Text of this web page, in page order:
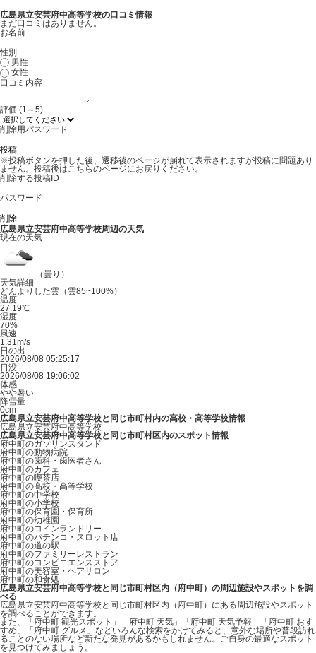
広島県立安芸府中高等学校の口コミ情報
まだ口コミはありません。
お名前
性別
男性
女性
口コミ内容
評価 (1～5)
削除用パスワード
※投稿ボタンを押した後、遷移後のページが崩れて表示されますが投稿に問題あり
ません。投稿後はこちらのページにお戻りください。
削除する投稿ID
パスワード
広島県立安芸府中高等学校周辺の天気
現在の天気
（曇り）
天気詳細
どんよりした雲（雲85~100%）
温度
27.19℃
湿度
70%
風速
1.31m/s
日の出
2026/08/08 05:25:17
日没
2026/08/08 19:06:02
体感
やや暑い
降雪量
0cm
広島県立安芸府中高等学校と同じ市町村内の高校・高等学校情報
広島県立安芸府中高等学校
広島県立安芸府中高等学校と同じ市町村区内のスポット情報
府中町のガソリンスタンド
府中町の動物病院
府中町の歯科・歯医者さん
府中町のカフェ
府中町の喫茶店
府中町の高校・高等学校
府中町の中学校
府中町の小学校
府中町の保育園・保育所
府中町の幼稚園
府中町のコインランドリー
府中町のパチンコ・スロット店
府中町の道の駅
府中町のファミリーレストラン
府中町のコンビニエンスストア
府中町の美容室・ヘアサロン
府中町の和食処
広島県立安芸府中高等学校と同じ市町村区内（府中町）の周辺施設やスポットを調
べる
広島県立安芸府中高等学校と同じ市町村区内（府中町）にある周辺施設やスポット
を調べることができます。
また、「府中町 観光スポット」「府中町 天気」「府中町 天気予報」「府中町 おす
すめ」「府中町 グルメ」などいろんな検索をかけてみると、意外な場所や普段訪れ
ることのない場所など新たな発見があるかもしれません。ご自身の最適なスポット
を見つけてみましょう。